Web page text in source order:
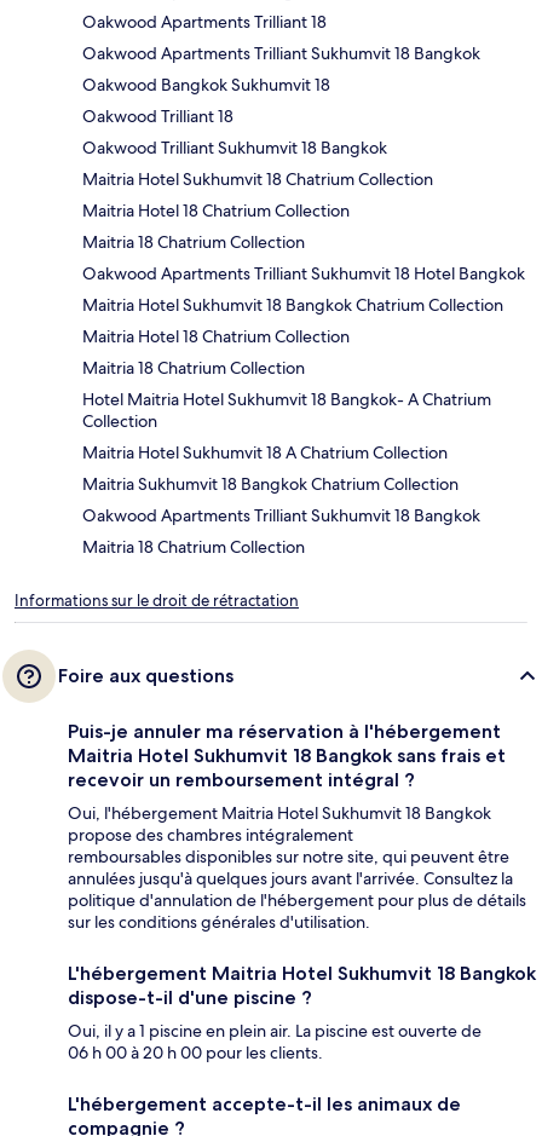
Oakwood Apartments Trilliant 18
Oakwood Apartments Trilliant Sukhumvit 18 Bangkok
Oakwood Bangkok Sukhumvit 18
Oakwood Trilliant 18
Oakwood Trilliant Sukhumvit 18 Bangkok
Maitria Hotel Sukhumvit 18 Chatrium Collection
Maitria Hotel 18 Chatrium Collection
Maitria 18 Chatrium Collection
Oakwood Apartments Trilliant Sukhumvit 18 Hotel Bangkok
Maitria Hotel Sukhumvit 18 Bangkok Chatrium Collection
Maitria Hotel 18 Chatrium Collection
Maitria 18 Chatrium Collection
Hotel Maitria Hotel Sukhumvit 18 Bangkok- A Chatrium
Collection
Maitria Hotel Sukhumvit 18 A Chatrium Collection
Maitria Sukhumvit 18 Bangkok Chatrium Collection
Oakwood Apartments Trilliant Sukhumvit 18 Bangkok
Maitria 18 Chatrium Collection
Informations sur le droit de rétractation
Foire aux questions
Puis-je annuler ma réservation à l'hébergement
Maitria Hotel Sukhumvit 18 Bangkok sans frais et
recevoir un remboursement intégral ?
Oui, l'hébergement Maitria Hotel Sukhumvit 18 Bangkok
propose des chambres intégralement
remboursables disponibles sur notre site, qui peuvent être
annulées jusqu'à quelques jours avant l'arrivée. Consultez la
politique d'annulation de l'hébergement pour plus de détails
sur les conditions générales d'utilisation.
L'hébergement Maitria Hotel Sukhumvit 18 Bangkok
dispose-t-il d'une piscine ?
Oui, il y a 1 piscine en plein air. La piscine est ouverte de
06 h 00 à 20 h 00 pour les clients.
L'hébergement accepte-t-il les animaux de
compagnie ?